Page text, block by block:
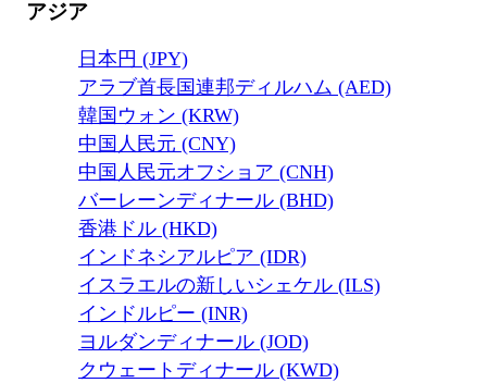
アジア
日本円 (JPY)
アラブ首長国連邦ディルハム (AED)
韓国ウォン (KRW)
中国人民元 (CNY)
中国人民元オフショア (CNH)
バーレーンディナール (BHD)
香港ドル (HKD)
インドネシアルピア (IDR)
イスラエルの新しいシェケル (ILS)
インドルピー (INR)
ヨルダンディナール (JOD)
クウェートディナール (KWD)